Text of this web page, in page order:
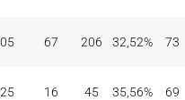
67 206 32,52% 73
16 45 35,56% 69